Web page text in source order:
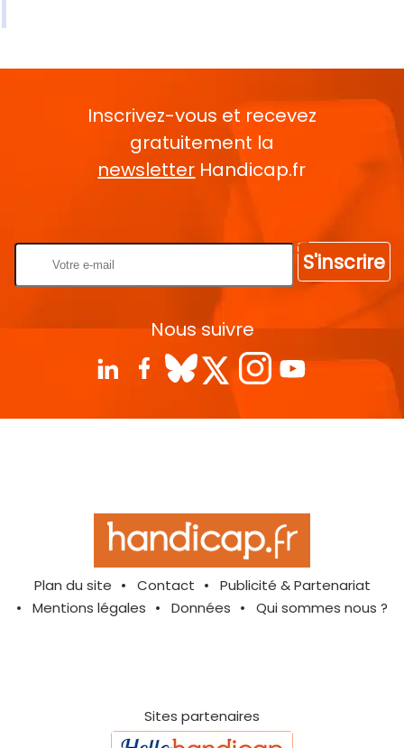
Inscrivez-vous et recevez
gratuitement la
newsletter Handicap.fr
S'inscrire
Nous suivre
Plan du site Contact
Publicité & Partenariat
Mentions légales
Données Qui sommes nous ?
Sites partenaires